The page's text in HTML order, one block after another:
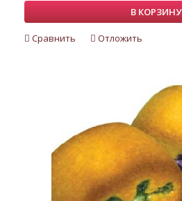
В КОРЗИНУ
Сравнить Отложить